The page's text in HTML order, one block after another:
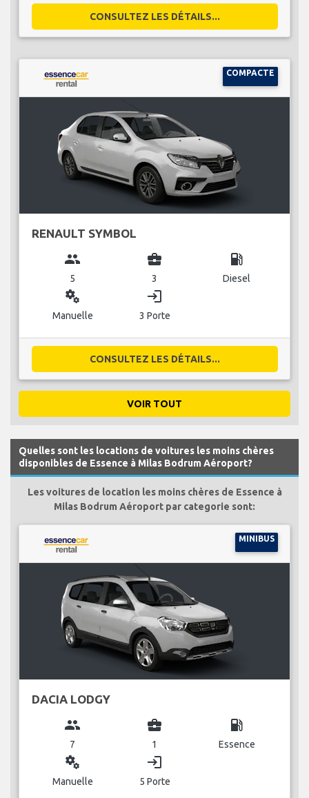
CONSULTEZ LES DÉTAILS...
COMPACTE
RENAULT SYMBOL
group
5
business_center
3
local_gas_station
Diesel
miscellaneous_services
Manuelle
login
3 Porte
CONSULTEZ LES DÉTAILS...
VOIR TOUT
Quelles sont les locations de voitures les moins chères
disponibles de Essence à Milas Bodrum Aéroport?
Les voitures de location les moins chères de Essence à
Milas Bodrum Aéroport par categorie sont:
MINIBUS
DACIA LODGY
group
7
business_center
1
local_gas_station
Essence
miscellaneous_services
Manuelle
login
5 Porte